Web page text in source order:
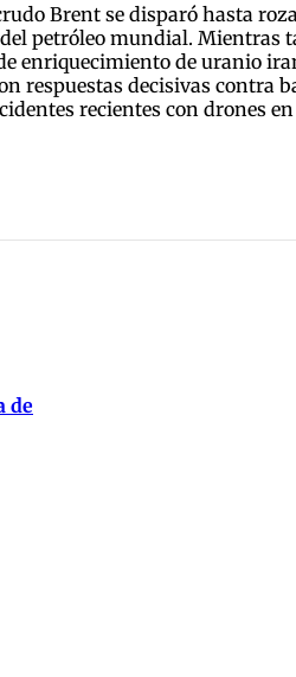
Brent se disparó hasta
petróleo mundial.
enriquecimiento de uranio
decisivas contra
recientes con drones
de